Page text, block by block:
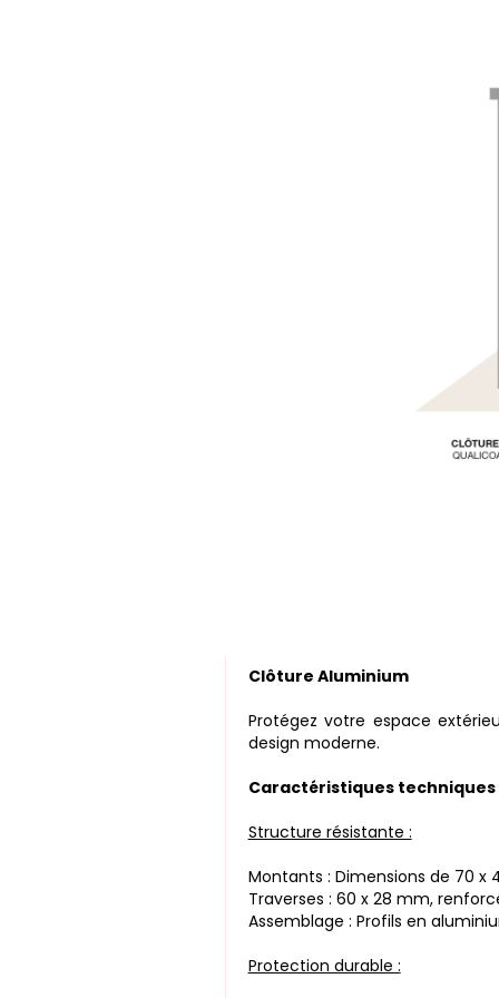
Clôture Aluminium
Protégez votre espace
design moderne.
Caractéristiques techniques
Structure résistante :
Montants : Dimensions de 70
Traverses : 60 x 28 mm,
Assemblage : Profils en
Protection durable :